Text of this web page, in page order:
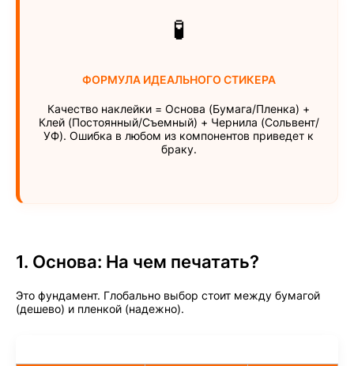
🧪
ФОРМУЛА ИДЕАЛЬНОГО СТИКЕРА
Качество наклейки = Основа (Бумага/Пленка) +
Клей (Постоянный/Съемный) + Чернила (Сольвент/
УФ). Ошибка в любом из компонентов приведет к
браку.
1. Основа: На чем печатать?
Это фундамент. Глобально выбор стоит между бумагой
(дешево) и пленкой (надежно).